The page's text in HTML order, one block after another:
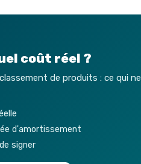
coût réel ?
de produits : ce qui ne
d'amortissement
signer